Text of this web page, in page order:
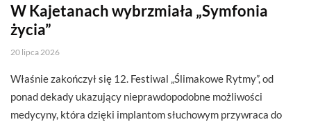
W Kajetanach wybrzmiała „Symfonia
życia”
20 lipca 2026
Właśnie zakończył się 12. Festiwal „Ślimakowe Rytmy”, od
ponad dekady ukazujący nieprawdopodobne możliwości
medycyny, która dzięki implantom słuchowym przywraca do